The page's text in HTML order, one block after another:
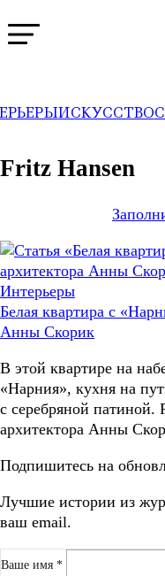
ИСКУССТВО
WA→Профили
Fritz Hansen
Интерьеры
Белая квартира с
Анны Скорик
В этой квартире на
«Нарния», кухня на
с серебряной патиной.
архитектора Анны
Подпишитесь на
Лучшие истории из
ваш email.
Ваше имя *